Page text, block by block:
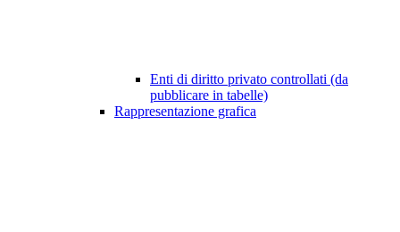
Enti di diritto privato controllati (da
pubblicare in tabelle)
Rappresentazione grafica